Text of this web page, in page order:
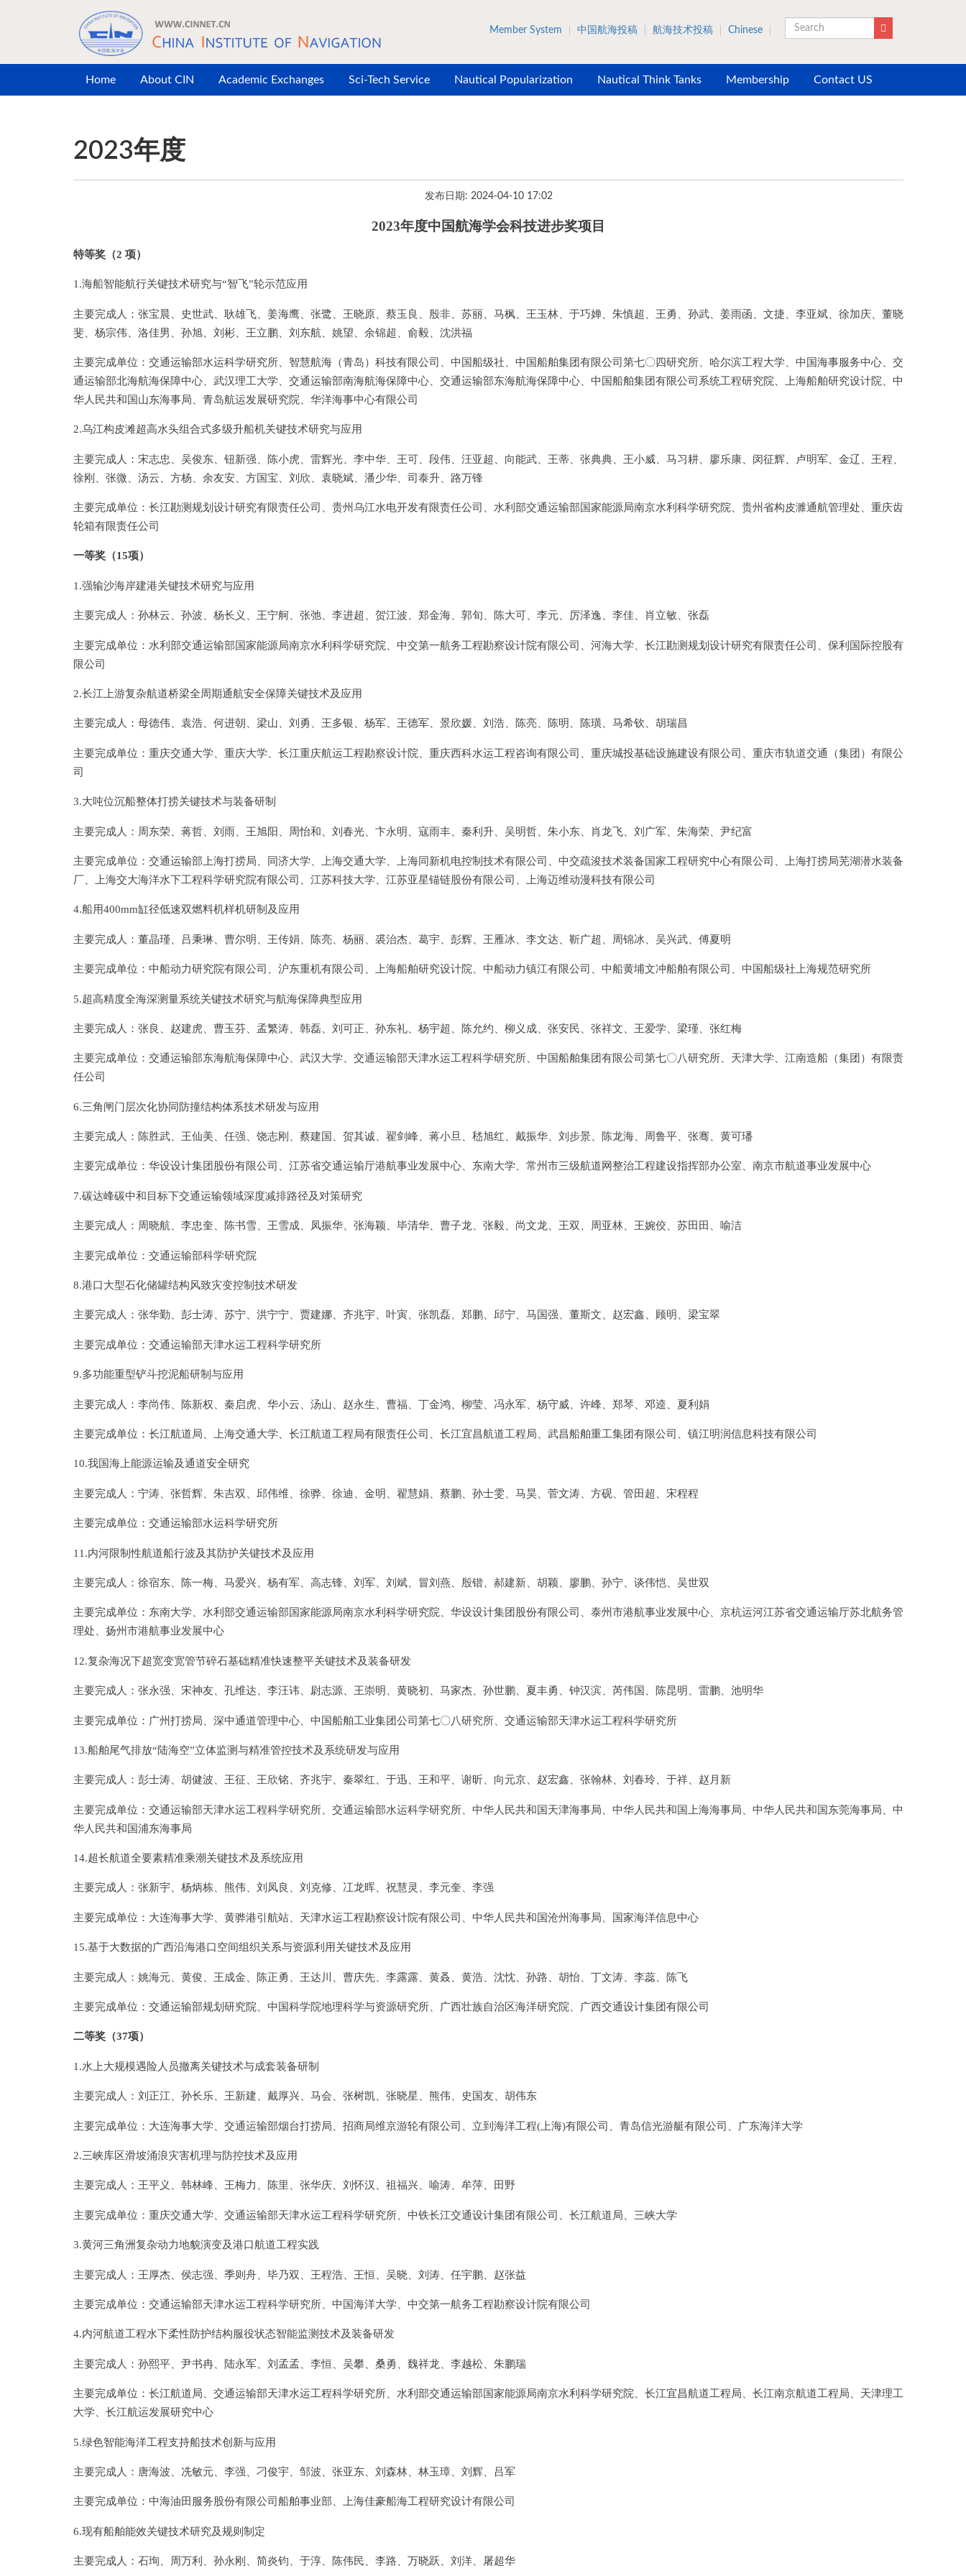
Member System 中国航海投稿 航海技术投稿
Chinese
Home About CIN Academic Exchanges Sci-Tech Service Nautical Popularization Nautical Think Tanks Membership Contact US
2023年度
发布日期: 2024-04-10 17:02
2023年度中国航海学会科技进步奖项目
特等奖（2 项）
1.海船智能航行关键技术研究与“智飞”轮示范应用
主要完成人：张宝晨、史世武、耿雄飞、姜海鹰、张鹭、王晓原、蔡玉良、殷非、苏丽、马枫、王玉林、于巧婵、朱慎超、王勇、孙武、姜雨函、文捷、李亚斌、徐加庆、董晓
斐、杨宗伟、洛佳男、孙旭、刘彬、王立鹏、刘东航、姚望、余锦超、俞毅、沈洪福
主要完成单位：交通运输部水运科学研究所、智慧航海（青岛）科技有限公司、中国船级社、中国船舶集团有限公司第七〇四研究所、哈尔滨工程大学、中国海事服务中心、交
通运输部北海航海保障中心、武汉理工大学、交通运输部南海航海保障中心、交通运输部东海航海保障中心、中国船舶集团有限公司系统工程研究院、上海船舶研究设计院、中
华人民共和国山东海事局、青岛航运发展研究院、华洋海事中心有限公司
2.乌江构皮滩超高水头组合式多级升船机关键技术研究与应用
主要完成人：宋志忠、吴俊东、钮新强、陈小虎、雷辉光、李中华、王可、段伟、汪亚超、向能武、王蒂、张典典、王小威、马习耕、廖乐康、闵征辉、卢明军、金辽、王程、
徐刚、张微、汤云、方杨、余友安、方国宝、刘欣、袁晓斌、潘少华、司泰升、路万锋
主要完成单位：长江勘测规划设计研究有限责任公司、贵州乌江水电开发有限责任公司、水利部交通运输部国家能源局南京水利科学研究院、贵州省构皮濉通航管理处、重庆齿
轮箱有限责任公司
一等奖 （15项）
1.强输沙海岸建港关键技术研究与应用
主要完成人：孙林云、孙波、杨长义、王宁舸、张弛、李进超、贺江波、郑金海、郭旬、陈大可、李元、厉泽逸、李佳、肖立敏、张磊
主要完成单位：水利部交通运输部国家能源局南京水利科学研究院、中交第一航务工程勘察设计院有限公司、河海大学、长江勘测规划设计研究有限责任公司、保利国际控股有
限公司
2.长江上游复杂航道桥梁全周期通航安全保障关键技术及应用
主要完成人：母德伟、袁浩、何进朝、梁山、刘勇、王多银、杨军、王德军、景欣媛、刘浩、陈亮、陈明、陈璜、马希钦、胡瑞昌
主要完成单位：重庆交通大学、重庆大学、长江重庆航运工程勘察设计院、重庆西科水运工程咨询有限公司、重庆城投基础设施建设有限公司、重庆市轨道交通（集团）有限公
司
3.大吨位沉船整体打捞关键技术与装备研制
主要完成人：周东荣、蒋哲、刘雨、王旭阳、周怡和、刘春光、卞永明、寇雨丰、秦利升、吴明哲、朱小东、肖龙飞、刘广军、朱海荣、尹纪富
主要完成单位：交通运输部上海打捞局、同济大学、上海交通大学、上海同新机电控制技术有限公司、中交疏浚技术装备国家工程研究中心有限公司、上海打捞局芜湖潜水装备
厂、上海交大海洋水下工程科学研究院有限公司、江苏科技大学、江苏亚星锚链股份有限公司、上海迈维动漫科技有限公司
4.船用400mm缸径低速双燃料机样机研制及应用
主要完成人：董晶瑾、吕秉琳、曹尔明、王传娟、陈亮、杨丽、裘治杰、葛宇、彭辉、王雁冰、李文达、靳广超、周锦冰、吴兴武、傅夏明
主要完成单位：中船动力研究院有限公司、沪东重机有限公司、上海船舶研究设计院、中船动力镇江有限公司、中船黄埔文冲船舶有限公司、中国船级社上海规范研究所
5.超高精度全海深测量系统关键技术研究与航海保障典型应用
主要完成人：张良、赵建虎、曹玉芬、孟繁涛、韩磊、刘可正、孙东礼、杨宇超、陈允约、柳义成、张安民、张祥文、王爱学、梁瑾、张红梅
主要完成单位：交通运输部东海航海保障中心、武汉大学、交通运输部天津水运工程科学研究所、中国船舶集团有限公司第七〇八研究所、天津大学、江南造船（集团）有限责
任公司
6.三角闸门层次化协同防撞结构体系技术研发与应用
主要完成人：陈胜武、王仙美、任强、饶志刚、蔡建国、贺其诚、翟剑峰、蒋小旦、嵇旭红、戴振华、刘步景、陈龙海、周鲁平、张骞、黄可璠
主要完成单位：华设设计集团股份有限公司、江苏省交通运输厅港航事业发展中心、东南大学、常州市三级航道网整治工程建设指挥部办公室、南京市航道事业发展中心
7.碳达峰碳中和目标下交通运输领域深度减排路径及对策研究
主要完成人：周晓航、李忠奎、陈书雪、王雪成、凤振华、张海颖、毕清华、曹子龙、张毅、尚文龙、王双、周亚林、王婉佼、苏田田、喻洁
主要完成单位：交通运输部科学研究院
8.港口大型石化储罐结构风致灾变控制技术研发
主要完成人：张华勤、彭士涛、苏宁、洪宁宁、贾建娜、齐兆宇、叶寅、张凯磊、郑鹏、邱宁、马国强、董斯文、赵宏鑫、顾明、梁宝翠
主要完成单位：交通运输部天津水运工程科学研究所
9.多功能重型铲斗挖泥船研制与应用
主要完成人：李尚伟、陈新权、秦启虎、华小云、汤山、赵永生、曹福、丁金鸿、柳莹、冯永军、杨守威、许峰、郑琴、邓逵、夏利娟
主要完成单位：长江航道局、上海交通大学、长江航道工程局有限责任公司、长江宜昌航道工程局、武昌船舶重工集团有限公司、镇江明润信息科技有限公司
10.我国海上能源运输及通道安全研究
主要完成人：宁涛、张哲辉、朱吉双、邱伟维、徐骅、徐迪、金明、翟慧娟、蔡鹏、孙士雯、马昊、菅文涛、方砚、管田超、宋程程
主要完成单位：交通运输部水运科学研究所
11.内河限制性航道船行波及其防护关键技术及应用
主要完成人：徐宿东、陈一梅、马爱兴、杨有军、高志锋、刘军、刘斌、冒刘燕、殷锴、郝建新、胡颖、廖鹏、孙宁、谈伟恺、吴世双
主要完成单位：东南大学、水利部交通运输部国家能源局南京水利科学研究院、华设设计集团股份有限公司、泰州市港航事业发展中心、京杭运河江苏省交通运输厅苏北航务管
理处、扬州市港航事业发展中心
12.复杂海况下超宽变宽管节碎石基础精准快速整平关键技术及装备研发
主要完成人：张永强、宋神友、孔维达、李汪讳、尉志源、王崇明、黄晓初、马家杰、孙世鹏、夏丰勇、钟汉滨、芮伟国、陈昆明、雷鹏、池明华
主要完成单位：广州打捞局、深中通道管理中心、中国船舶工业集团公司第七〇八研究所、交通运输部天津水运工程科学研究所
13.船舶尾气排放“陆海空”立体监测与精准管控技术及系统研发与应用
主要完成人：彭士涛、胡健波、王征、王欣铭、齐兆宇、秦翠红、于迅、王和平、谢昕、向元京、赵宏鑫、张翰林、刘春玲、于祥、赵月新
主要完成单位：交通运输部天津水运工程科学研究所、交通运输部水运科学研究所、中华人民共和国天津海事局、中华人民共和国上海海事局、中华人民共和国东莞海事局、中
华人民共和国浦东海事局
14.超长航道全要素精准乘潮关键技术及系统应用
主要完成人：张新宇、杨炳栋、熊伟、刘凤良、刘克修、冮龙晖、祝慧灵、李元奎、李强
主要完成单位：大连海事大学、黄骅港引航站、天津水运工程勘察设计院有限公司、中华人民共和国沧州海事局、国家海洋信息中心
15.基于大数据的广西沿海港口空间组织关系与资源利用关键技术及应用
主要完成人：姚海元、黄俊、王成金、陈正勇、王达川、曹庆先、李露露、黄叒、黄浩、沈忱、孙路、胡怡、丁文涛、李蕊、陈飞
主要完成单位：交通运输部规划研究院、中国科学院地理科学与资源研究所、广西壮族自治区海洋研究院、广西交通设计集团有限公司
二等奖（37项）
1.水上大规模遇险人员撤离关键技术与成套装备研制
主要完成人：刘正江、孙长乐、王新建、戴厚兴、马会、张树凯、张晓星、熊伟、史国友、胡伟东
主要完成单位：大连海事大学、交通运输部烟台打捞局、招商局维京游轮有限公司、立到海洋工程(上海)有限公司、青岛信光游艇有限公司、广东海洋大学
2.三峡库区滑坡涌浪灾害机理与防控技术及应用
主要完成人：王平义、韩林峰、王梅力、陈里、张华庆、刘怀汉、祖福兴、喻涛、牟萍、田野
主要完成单位：重庆交通大学、交通运输部天津水运工程科学研究所、中铁长江交通设计集团有限公司、长江航道局、三峡大学
3.黄河三角洲复杂动力地貌演变及港口航道工程实践
主要完成人：王厚杰、侯志强、季则舟、毕乃双、王程浩、王恒、吴晓、刘涛、任宇鹏、赵张益
主要完成单位：交通运输部天津水运工程科学研究所、中国海洋大学、中交第一航务工程勘察设计院有限公司
4.内河航道工程水下柔性防护结构服役状态智能监测技术及装备研发
主要完成人：孙熙平、尹书冉、陆永军、刘孟孟、李恒、吴攀、桑勇、魏祥龙、李越松、朱鹏瑞
主要完成单位：长江航道局、交通运输部天津水运工程科学研究所、水利部交通运输部国家能源局南京水利科学研究院、长江宜昌航道工程局、长江南京航道工程局、天津理工
大学、长江航运发展研究中心
5.绿色智能海洋工程支持船技术创新与应用
主要完成人：唐海波、冼敏元、李强、刁俊宇、邹波、张亚东、刘森林、林玉璋、刘辉、吕军
主要完成单位：中海油田服务股份有限公司船舶事业部、上海佳豪船海工程研究设计有限公司
6.现有船舶能效关键技术研究及规则制定
主要完成人：石珣、周万利、孙永刚、简炎钧、于淳、陈伟民、李路、万晓跃、刘洋、屠超华